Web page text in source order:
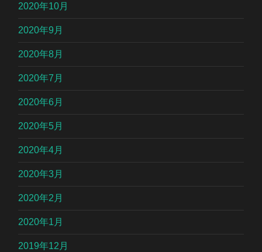
2020年10月
2020年9月
2020年8月
2020年7月
2020年6月
2020年5月
2020年4月
2020年3月
2020年2月
2020年1月
2019年12月